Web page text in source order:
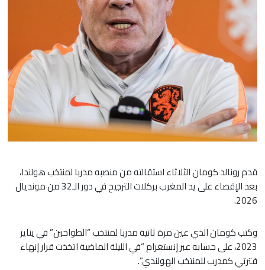
قدم رونالد كومان الثلاثاء استقالته من منصبه مدربا لمنتخب هولندا،
بعد الإقصاء على يد المغرب بركلات الترجيح في دور الـ32 من مونديال
2026.
وكتب كومان الذي عين مرة ثانية مدربا لمنتخب “الطواحين” في يناير
2023، على حسابه عبر إنستغرام “في الليلة الماضية اتخذت قرار إنهاء
فترتي كمدرب للمنتخب الهولندي”.